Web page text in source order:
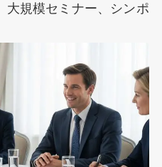
大規模セミナー、シンポ